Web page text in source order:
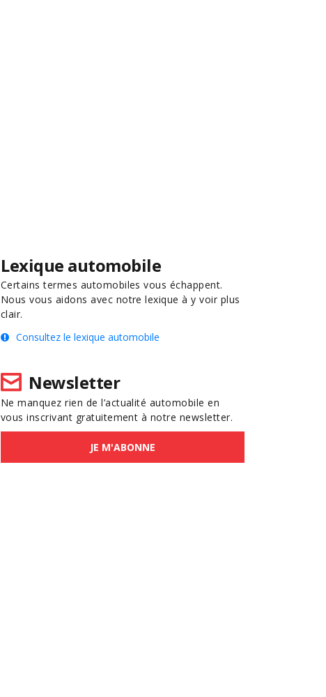
Lexique automobile
Certains termes automobiles vous échappent.
Nous vous aidons avec notre lexique à y voir plus
clair.
Consultez le lexique automobile
Newsletter
Ne manquez rien de l’actualité automobile en
vous inscrivant gratuitement à notre newsletter.
JE M'ABONNE